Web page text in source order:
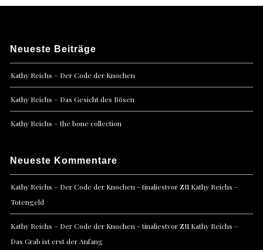
Neueste Beiträge
Kathy Reichs – Der Code der Knochen
Kathy Reichs – Das Gesicht des Bösen
Kathy Reichs – the bone collection
Neueste Kommentare
Kathy Reichs – Der Code der Knochen - tinaliestvorzu Kathy Reichs –
Totengeld
Kathy Reichs – Der Code der Knochen - tinaliestvorzu Kathy Reichs –
Das Grab ist erst der Anfang